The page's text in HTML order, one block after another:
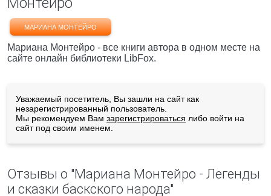
МАРИАНА МОНТЕЙРО
Мариана Монтейро - все книги автора в одном месте на
сайте онлайн библиотеки LibFox.
Уважаемый посетитель, Вы зашли на сайт как
незарегистрированный пользователь.
Мы рекомендуем Вам зарегистрироваться либо войти на
сайт под своим именем.
Отзывы о "Мариана Монтейро - Легенды
и сказки баскского народа"